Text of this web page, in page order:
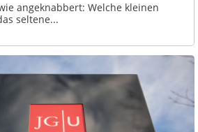
angeknabbert: Welche kleinen
seltene...